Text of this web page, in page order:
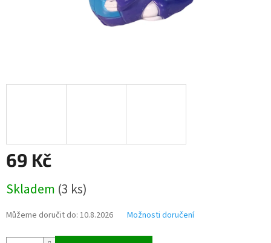
69 Kč
cena:
Skladem (3 ks)
Můžeme doručit do: 10.8.2026 Možnosti doručení